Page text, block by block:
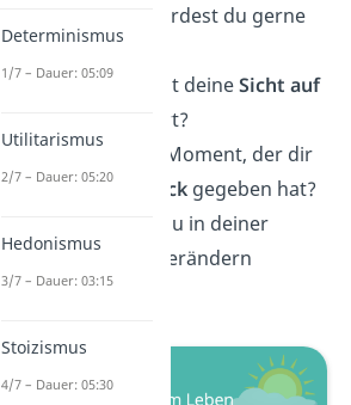
würdest du gerne
wohnen wollen?
Welches Ereignis hat deineSicht auf
verändert?
Was war der letzte Moment, der dir
das
Gefühl von Glückgegeben hat?
Gibt es etwas, das du in deiner
Umgebunggerne verändern
würdest?
Determinismus
1/7 – Dauer: 05:09
Utilitarismus
2/7 – Dauer: 05:20
Hedonismus
3/7 – Dauer: 03:15
Stoizismus
4/7 – Dauer: 05:30